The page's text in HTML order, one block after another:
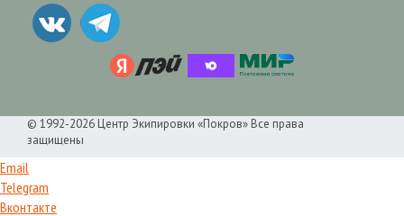
© 1992-2026 Центр Экипировки «Покров» Все права
защищены
Email
Telegram
Вконтакте